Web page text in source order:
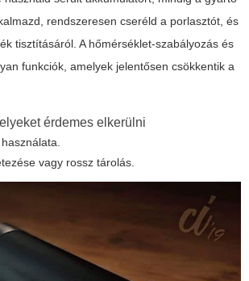
rendszeresen cseréld a porlasztót, és
tisztításáról. A hőmérséklet-szabályozás és
funkciók, amelyek jelentősen csökkentik a
érdemes elkerülni
vagy rossz tárolás.